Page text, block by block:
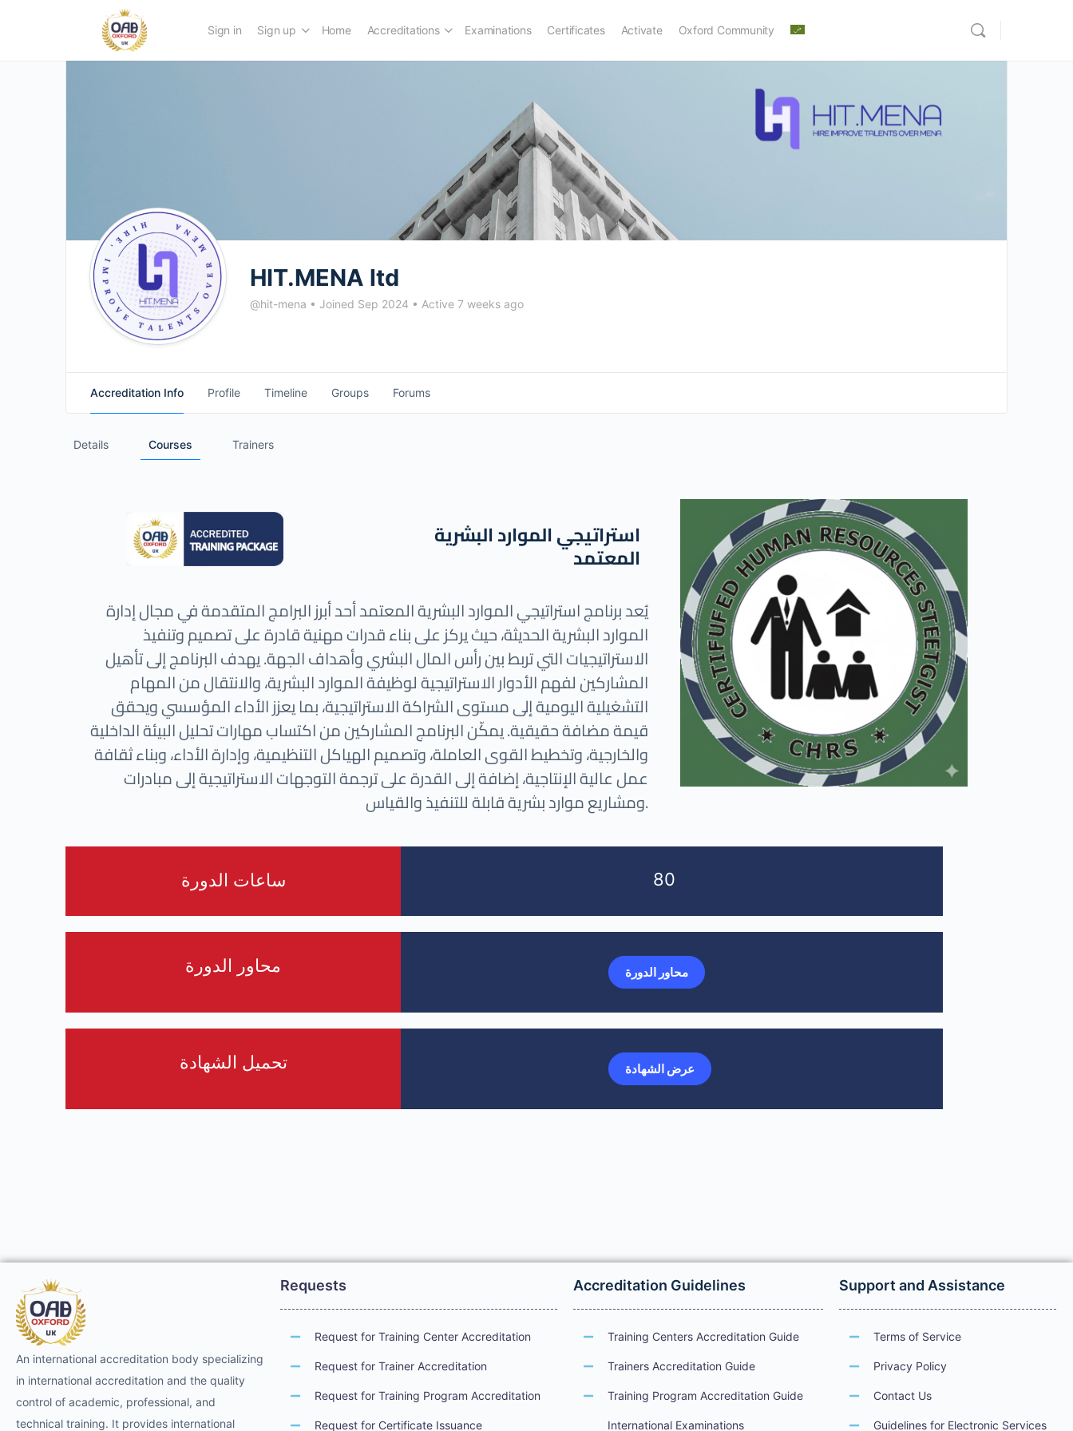
Sign in Sign up Home Accreditations Examinations Certificates Activate Oxford Community
HIT.MENA ltd
@hit-mena • Joined Sep 2024 • Active 7 weeks ago
Accreditation Info Profile Timeline Groups Forums
Details Courses Trainers
استراتيجي الموارد البشرية
المعتمد
يُعد برنامج استراتيجي الموارد البشرية المعتمد أحد أبرز البرامج المتقدمة في مجال إدارة
الموارد البشرية الحديثة، حيث يركز على بناء قدرات مهنية قادرة على تصميم وتنفيذ
الاستراتيجيات التي تربط بين رأس المال البشري وأهداف الجهة. يهدف البرنامج إلى تأهيل
المشاركين لفهم الأدوار الاستراتيجية لوظيفة الموارد البشرية، والانتقال من المهام
التشغيلية اليومية إلى مستوى الشراكة الاستراتيجية، بما يعزز الأداء المؤسسي ويحقق
قيمة مضافة حقيقية. يمكّن البرنامج المشاركين من اكتساب مهارات تحليل البيئة الداخلية
والخارجية، وتخطيط القوى العاملة، وتصميم الهياكل التنظيمية، وإدارة الأداء، وبناء ثقافة
عمل عالية الإنتاجية، إضافة إلى القدرة على ترجمة التوجهات الاستراتيجية إلى مبادرات
ومشاريع موارد بشرية قابلة للتنفيذ والقياس.
ساعات الدورة 80
محاور الدورة محاور الدورة
تحميل الشهادة عرض الشهادة
An international accreditation body specializing
in international accreditation and the quality
control of academic, professional, and
technical training. It provides international
Requests
Request for Training Center Accreditation
Request for Trainer Accreditation
Request for Training Program Accreditation
Request for Certificate Issuance
Accreditation Guidelines
Training Centers Accreditation Guide
Trainers Accreditation Guide
Training Program Accreditation Guide
International Examinations
Support and Assistance
Terms of Service
Privacy Policy
Contact Us
Guidelines for Electronic Services